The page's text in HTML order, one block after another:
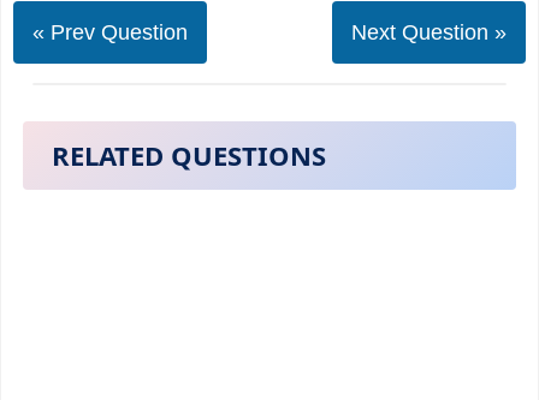
« Prev Question Next Question »
RELATED QUESTIONS